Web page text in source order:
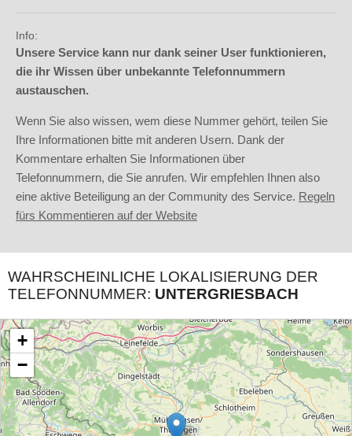
Info:
Unsere Service kann nur dank seiner User funktionieren,
die ihr Wissen über unbekannte Telefonnummern
austauschen.
Wenn Sie also wissen, wem diese Nummer gehört, teilen Sie
Ihre Informationen bitte mit anderen Usern. Dank der
Kommentare erhalten Sie Informationen über
Telefonnummern, die Sie anrufen. Wir empfehlen Ihnen also
eine aktive Beteiligung an der Community des Service. Regeln
fürs Kommentieren auf der Website
WAHRSCHEINLICHE LOKALISIERUNG DER
TELEFONNUMMER: UNTERGRIESBACH